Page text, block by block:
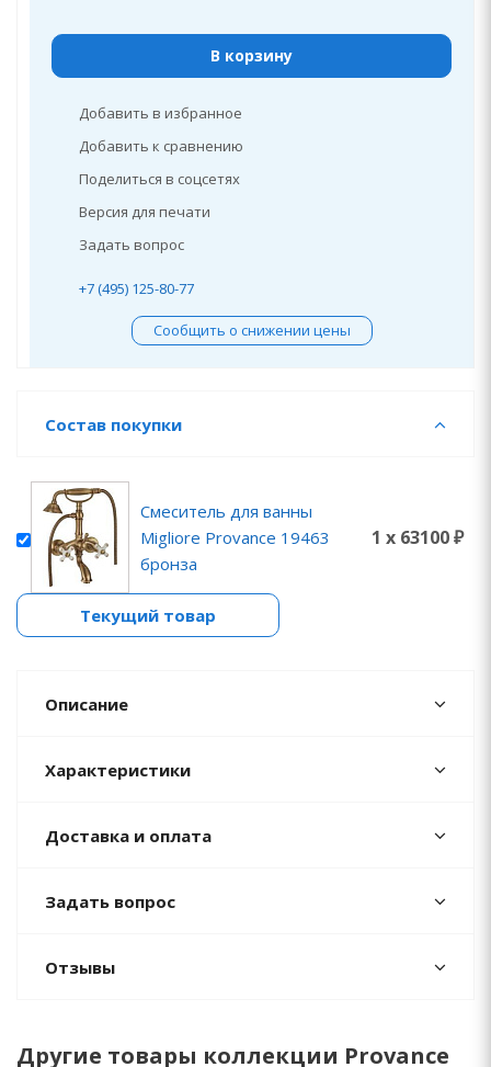
В корзину
Добавить в избранное
Добавить к сравнению
Поделиться в соцсетях
Версия для печати
Задать вопрос
+7 (495) 125-80-77
Сообщить о снижении цены
Состав покупки
Смеситель для ванны
Migliore Provance 19463
бронза
1 x 63100 ₽
Текущий товар
Описание
Характеристики
Доставка и оплата
Задать вопрос
Отзывы
Другие товары коллекции Provance